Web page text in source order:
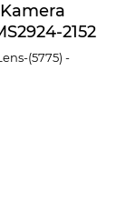
2152
(5775) -